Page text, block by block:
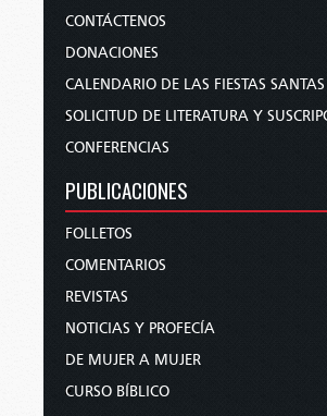
CONTÁCTENOS
DONACIONES
CALENDARIO DE LAS FIESTAS SANTAS
SOLICITUD DE LITERATURA Y
CONFERENCIAS
PUBLICACIONES
FOLLETOS
COMENTARIOS
REVISTAS
NOTICIAS Y PROFECÍA
DE MUJER A MUJER
CURSO BÍBLICO